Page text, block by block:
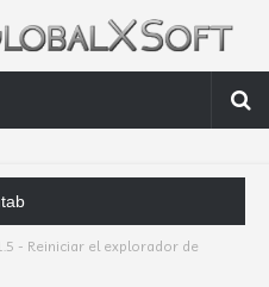
automático: factores clave q
- Reiniciar el explorador de